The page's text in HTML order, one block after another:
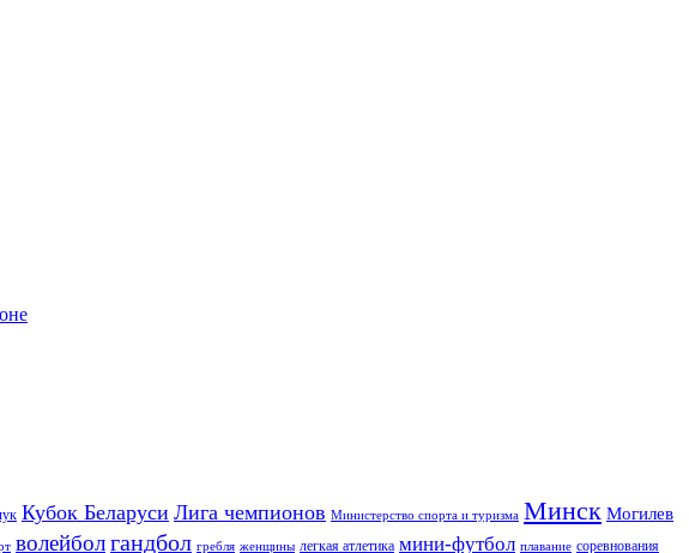
Кубок Беларуси Лига чемпионов Министерство спорта и туризма Минск Могилев
волейболгандбол гребля женщины легкая атлетика мини-футбол плавание соревнования